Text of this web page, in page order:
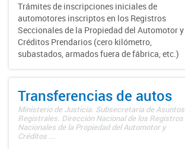
Trámites de inscripciones iniciales de
automotores inscriptos en los Registros
Seccionales de la Propiedad del Automotor y
Créditos Prendarios (cero kilómetro,
subastados, armados fuera de fábrica, etc.)
Transferencias de autos
Ministerio de Justicia. Subsecretaría de Asuntos
Registrales. Dirección Nacional de los Registros
Nacionales de la Propiedad del Automotor y
Créditos ...